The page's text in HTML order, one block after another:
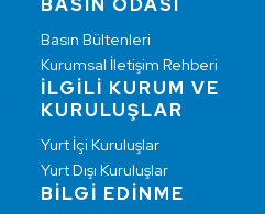
BASIN ODASI
Basın Bültenleri
Kurumsal İletişim Rehberi
İLGİLİ KURUM VE
KURULUŞLAR
Yurt İçi Kuruluşlar
Yurt Dışı Kuruluşlar
BİLGİ EDİNME